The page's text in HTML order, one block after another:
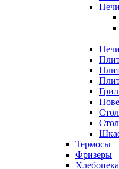
Термосы
Фризеры